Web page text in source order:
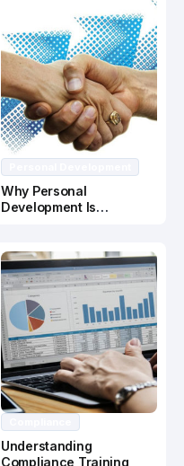
Why Personal
Development Is
Understanding
Compliance Training